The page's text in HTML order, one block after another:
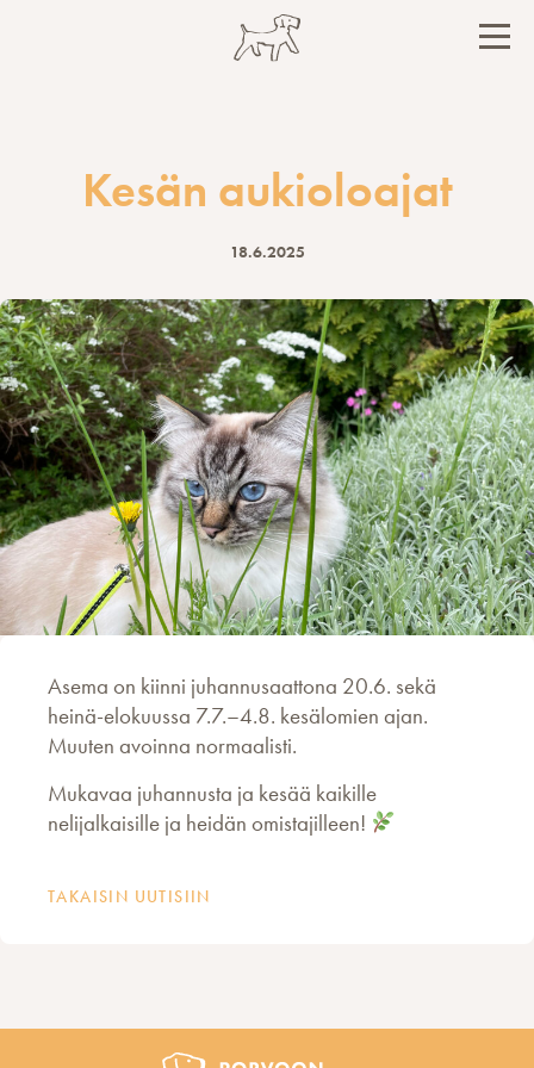
Kesän aukioloajat
18.6.2025
Asema on kiinni juhannusaattona 20.6. sekä
heinä-elokuussa 7.7.–4.8. kesälomien ajan.
Muuten avoinna normaalisti.
Mukavaa juhannusta ja kesää kaikille
nelijalkaisille ja heidän omistajilleen!
TAKAISIN UUTISIIN